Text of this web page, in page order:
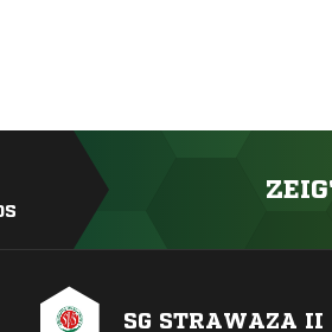
SG STRAWAZA II